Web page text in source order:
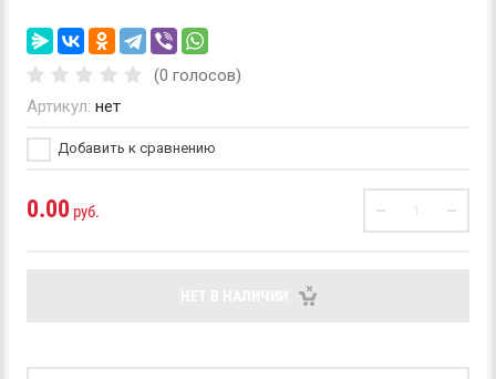
(0 голосов)
Артикул: нет
Добавить к сравнению
0.00 руб.